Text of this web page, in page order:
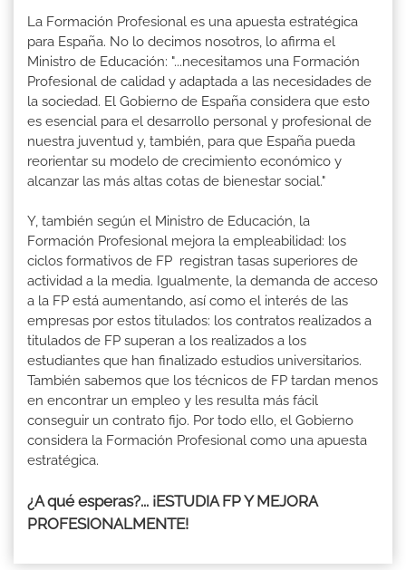
La Formación Profesional es una apuesta estratégica
para España. No lo decimos nosotros, lo afirma el
Ministro de Educación: "...necesitamos una Formación
Profesional de calidad y adaptada a las necesidades de
la sociedad. El Gobierno de España considera que esto
es esencial para el desarrollo personal y profesional de
nuestra juventud y, también, para que España pueda
reorientar su modelo de crecimiento económico y
alcanzar las más altas cotas de bienestar social."
Y, también según el Ministro de Educación, la
Formación Profesional mejora la empleabilidad: los
ciclos formativos de FP registran tasas superiores de
actividad a la media. Igualmente, la demanda de acceso
a la FP está aumentando, así como el interés de las
empresas por estos titulados: los contratos realizados a
titulados de FP superan a los realizados a los
estudiantes que han finalizado estudios universitarios.
También sabemos que los técnicos de FP tardan menos
en encontrar un empleo y les resulta más fácil
conseguir un contrato fijo. Por todo ello, el Gobierno
considera la Formación Profesional como una apuesta
estratégica.
¿A qué esperas?... ¡ESTUDIA FP Y MEJORA
PROFESIONALMENTE!